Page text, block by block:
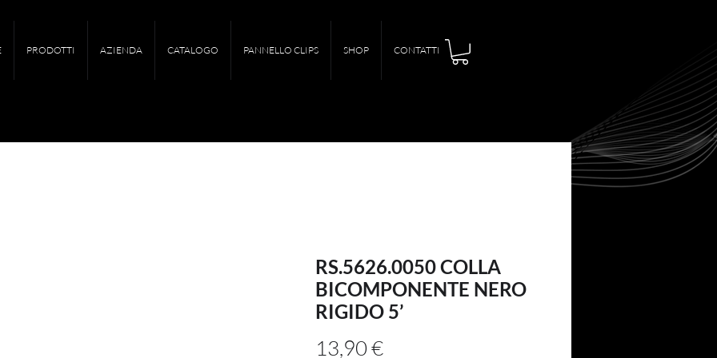
PRODOTTI AZIENDA CATALOGO PANNELLO CLIPS SHOP CONTATTI
RS.5626.0050 COLLA
BICOMPONENTE NERO
RIGIDO 5’
13,90 €Prezzo